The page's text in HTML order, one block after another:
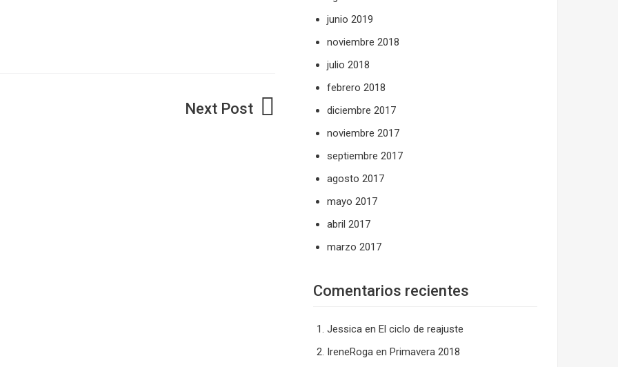
junio 2019
noviembre 2018
julio 2018
febrero 2018
diciembre 2017
noviembre 2017
septiembre 2017
agosto 2017
mayo 2017
abril 2017
marzo 2017
Comentarios recientes
Jessica en El ciclo de reajuste
IreneRoga en Primavera 2018